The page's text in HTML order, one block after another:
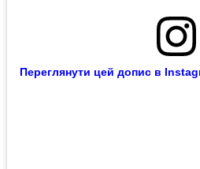
Переглянути цей допис в